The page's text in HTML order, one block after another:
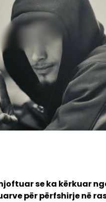
se ka kërkuar
për përfshirje në